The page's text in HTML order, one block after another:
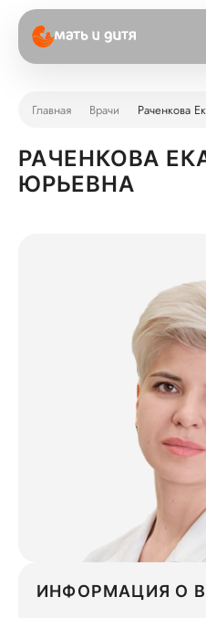
Главная Врачи Раченкова
РАЧЕНКОВА
ЮРЬЕВНА
ИНФОРМАЦИЯ О